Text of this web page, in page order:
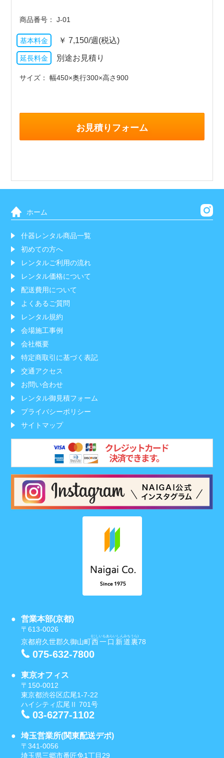
J-01
￥ 7,150/週(税込)
別途お見積り
サイズ 幅450×奥行300×高さ900
お見積りフォーム
ホーム
什器レンタル商品一覧
初めての方へ
レンタルご利用の流れ
レンタル価格について
配送費用について
よくあるご質問
レンタル規約
会場施工事例
会社概要
特定商取引に基づく表記
交通アクセス
お問い合わせ
レンタル御見積フォーム
プライバシーポリシー
サイトマップ
営業本部(京都)
〒613-0026
京都府久世郡久御山町西一口新道裏
(にしいもあらいしんみちうら)
78
075-632-7800
東京オフィス
〒150-0012
東京都渋谷区広尾1-7-22
ハイシティ広尾Ⅱ 701号
03-6277-1102
埼玉営業所(関東配送デポ)
〒341-0056
埼玉県三郷市番匠免1丁目29